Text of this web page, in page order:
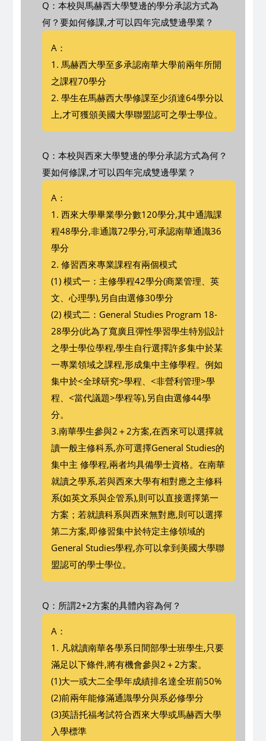
Q：本校與馬赫西大學雙邊的學分承認方式為
何？要如何修課,才可以四年完成雙邊學業？
A：
1. 馬赫西大學至多承認南華大學前兩年所開
之課程70學分
2. 學生在馬赫西大學修課至少須達64學分以
上,才可獲頒美國大學聯盟認可之學士學位。
Q：本校與西來大學雙邊的學分承認方式為何？
要如何修課,才可以四年完成雙邊學業？
A：
1. 西來大學畢業學分數120學分,其中通識課
程48學分,非通識72學分,可承認南華通識36
學分
2. 修習西來專業課程有兩個模式
(1) 模式一：主修學程42學分(商業管理、英
文、心理學),另自由選修30學分
(2) 模式二：General Studies Program 18-
28學分(此為了寬廣且彈性學習學生特別設計
之學士學位學程,學生自行選擇許多集中於某
一專業領域之課程,形成集中主修學程。例如
集中於<全球研究>學程、<非營利管理>學
程、<當代議題>學程等),另自由選修44學
分。
3.南華學生參與2＋2方案,在西來可以選擇就
讀一般主修科系,亦可選擇General Studies的
集中主 修學程,兩者均具備學士資格。在南華
就讀之學系,若與西來大學有相對應之主修科
系(如英文系與企管系),則可以直接選擇第一
方案；若就讀科系與西來無對應,則可以選擇
第二方案,即修習集中於特定主修領域的
General Studies學程,亦可以拿到美國大學聯
盟認可的學士學位。
Q：所謂2+2方案的具體內容為何？
A：
1. 凡就讀南華各學系日間部學士班學生,只要
滿足以下條件,將有機會參與2＋2方案。
(1)大一或大二全學年成績排名達全班前50%
(2)前兩年能修滿通識學分與系必修學分
(3)英語托福考試符合西來大學或馬赫西大學
入學標準